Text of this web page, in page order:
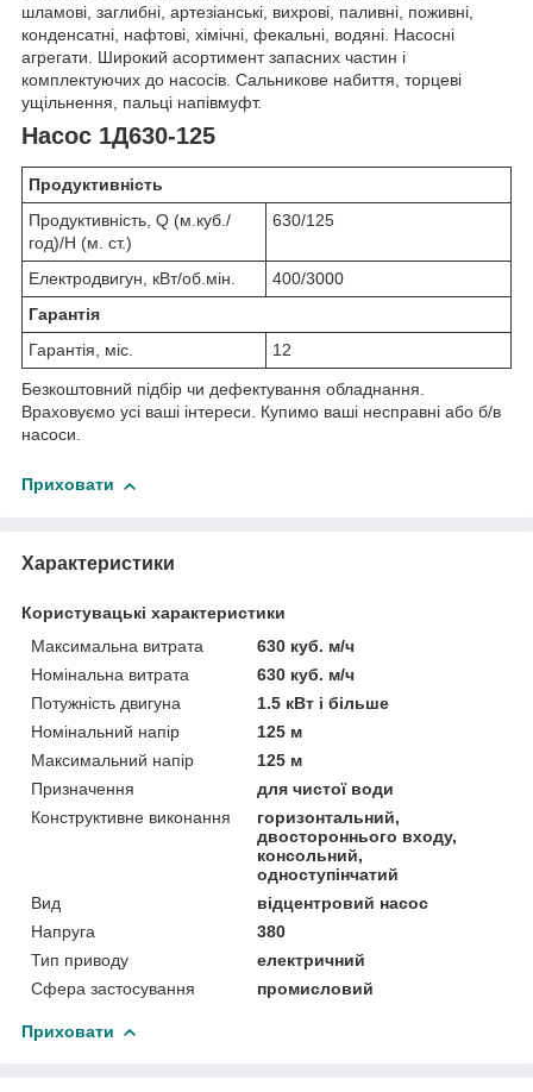
шламові, заглибні, артезіанські, вихрові, паливні, поживні,
конденсатні, нафтові, хімічні, фекальні, водяні. Насосні
агрегати. Широкий асортимент запасних частин і
комплектуючих до насосів. Сальникове набиття, торцеві
ущільнення, пальці напівмуфт.
Насос 1Д630-125
Продуктивність
Продуктивність, Q (м.куб./
год)/Н (м. ст.)
630/125
Електродвигун, кВт/об.мін.
400/3000
Гарантія
Гарантія, міс.
12
Безкоштовний підбір чи дефектування обладнання.
Враховуємо усі ваші інтереси. Купимо ваші несправні або б/в
насоси.
Приховати
Характеристики
Користувацькi характеристики
Максимальна витрата
630 куб. м/ч
Номінальна витрата
630 куб. м/ч
Потужність двигуна
1.5 кВт і більше
Номінальний напір
125 м
Максимальний напір
125 м
Призначення
для чистої води
Конструктивне виконання
горизонтальний,
двостороннього входу,
консольний,
одноступінчатий
Вид
відцентровий насос
Напруга
380
Тип приводу
електричний
Сфера застосування
промисловий
Приховати